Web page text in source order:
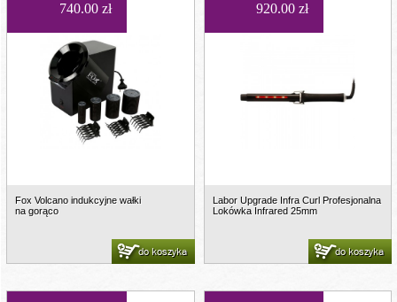
740.00 zł
Fox Volcano indukcyjne wałki
na gorąco
do koszyka
920.00 zł
Labor Upgrade Infra Curl Profesjonalna
Lokówka Infrared 25mm
do koszyka